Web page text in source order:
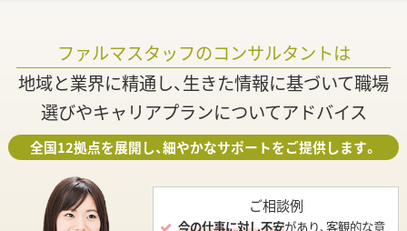
ファルマスタッフのコンサルタントは
地域と業界に精通し、生きた情報に基づいて職場
選びやキャリアプランについてアドバイス
全国12拠点を展開し、細やかなサポートをご提供します。
ご相談例
今の仕事に対し不安があり、客観的な意